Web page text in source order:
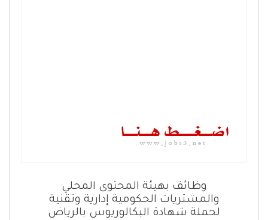
وظائف بهيئة المحتوى المحلي
والمشتريات الحكومية إدارية وتقنية
لحملة شهادة البكالوريوس بالرياض